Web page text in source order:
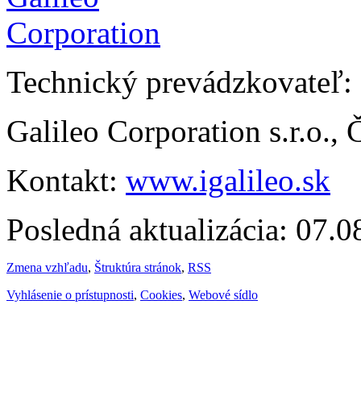
Technický prevádzkovateľ:
Galileo Corporation s.r.o.,
Kontakt: www.igalileo.sk
Posledná aktualizácia:
Zmena vzhľadu, Štruktúra stránok, RSS
Vyhlásenie o prístupnosti, Cookies, Webové sídlo